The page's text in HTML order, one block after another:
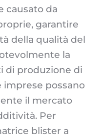
causato da
garantire
della qualità del
la
di produzione di
imprese possano
il mercato
Per
blister a